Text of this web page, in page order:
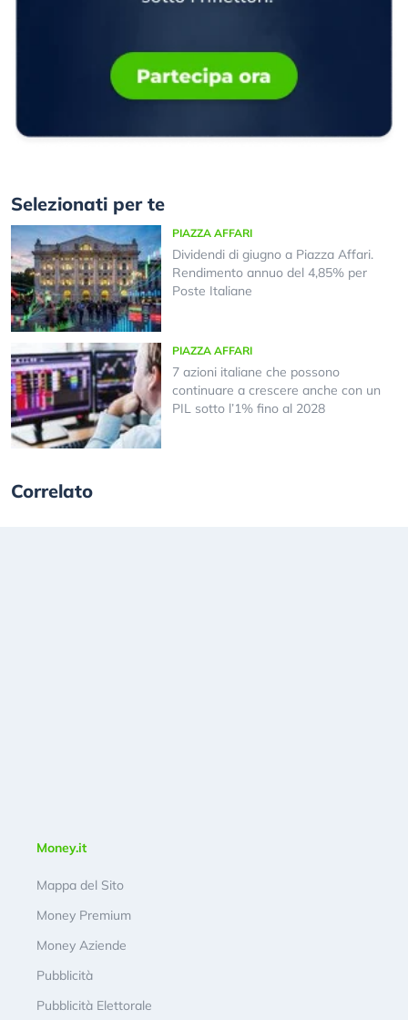
Selezionati per te
PIAZZA AFFARI
Dividendi di giugno a Piazza Affari.
Rendimento annuo del 4,85% per
Poste Italiane
PIAZZA AFFARI
7 azioni italiane che possono
continuare a crescere anche con un
PIL sotto l’1% fino al 2028
Correlato
Money.it
Mappa del Sito
Money Premium
Money Aziende
Pubblicità
Pubblicità Elettorale